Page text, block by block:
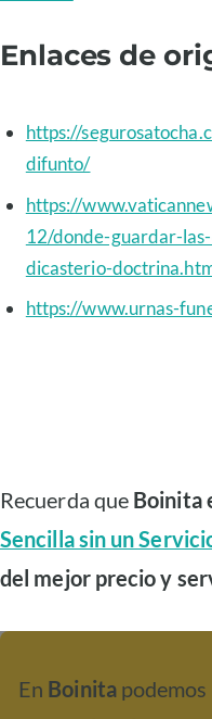
Enlaces de
https://
difunto/
https://
12/donde-guardar-
dicasterio-
https://www.urnas-
Recuerda que Boinita
Sencilla sin un
del mejor precio y
En Boinita